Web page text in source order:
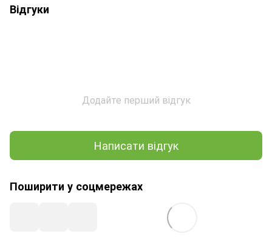
Відгуки
Додайте перший відгук
Написати відгук
Поширити у соцмережах